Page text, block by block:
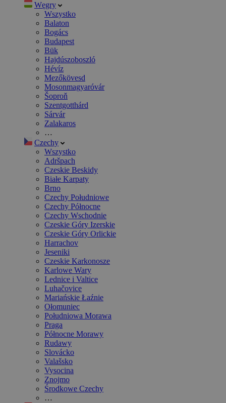
Węgry
Wszystko
Balaton
Bogács
Budapest
Bük
Hajdúszoboszló
Hévíz
Mezőkövesd
Mosonmagyaróvár
Šoproň
Szentgotthárd
Sárvár
Zalakaros
…
Czechy
Wszystko
Adršpach
Czeskie Beskidy
Białe Karpaty
Brno
Czechy Południowe
Czechy Północne
Czechy Wschodnie
Czeskie Góry Izerskie
Czeskie Góry Orlickie
Harrachov
Jeseniki
Czeskie Karkonosze
Karlowe Wary
Lednice i Valtice
Luhačovice
Mariańskie Łaźnie
Ołomuniec
Południowa Morawa
Praga
Północne Morawy
Rudawy
Slovácko
Valašsko
Vysocina
Znojmo
Środkowe Czechy
…